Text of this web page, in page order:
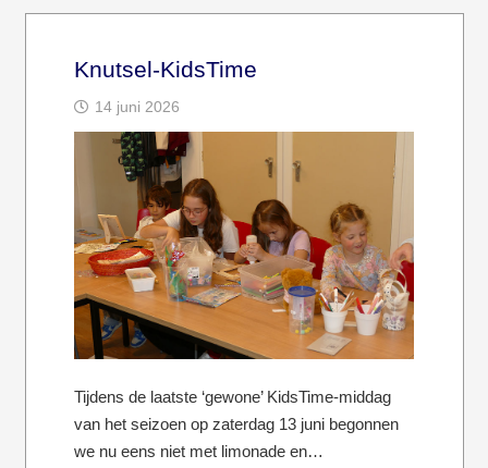
Knutsel-KidsTime
14 juni 2026
Tijdens de laatste ‘gewone’ KidsTime-middag
van het seizoen op zaterdag 13 juni begonnen
we nu eens niet met limonade en…